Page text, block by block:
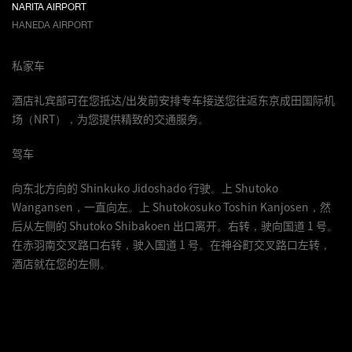
NARITA AIRPORT
HANEDA AIRPORT
私家车
酒店礼宾部可在您抵达/出发前安排专车接送您往返东京成田国际机
场（NRT），为您提供精致的交通服务。
驾车
向东北方向的 Shinkuko Jidoshado 行驶。上 Shutoko
Wangansen，一直向左。上 Shutokosuko Toshin Kanjosen，然
后从左侧的 Shutoko Shibakoen 出口离开。右转，驶向国道 1 号。
在赤羽南交叉路口右转，驶入国道 1 号。在神谷町交叉路口左转，
酒店就在您的左侧。